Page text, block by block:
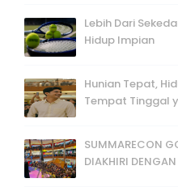
Lebih Dari
Hidup Impian
Hunian Tepat,
Tempat Tinggal
SUMMARECON
DIAKHIRI DENGAN